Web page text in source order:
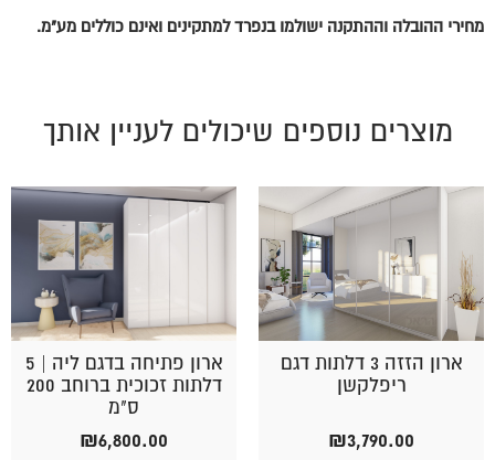
מחירי ההובלה וההתקנה ישולמו בנפרד למתקינים ואינם כוללים מע"מ.
מוצרים נוספים שיכולים לעניין אותך
ארון הזזה 3 דלתות דגם
ריפלקשן
₪3,790.00
ארון פתיחה בדגם ליה | 5
דלתות זכוכית ברוחב 200
ס"מ
₪6,800.00